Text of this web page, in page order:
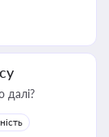
далі?